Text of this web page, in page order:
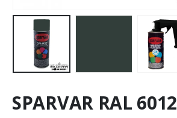
SPARVAR RAL 6012